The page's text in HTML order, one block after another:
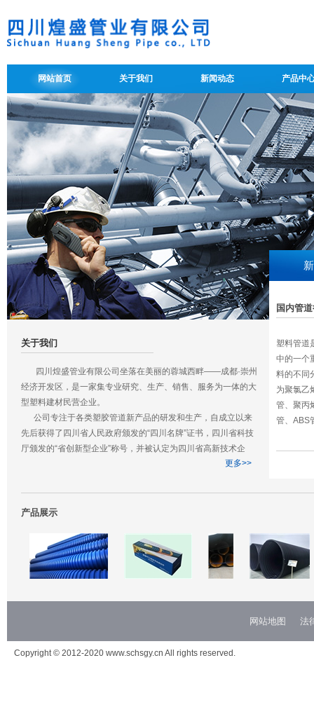
网站首页 关于我们 新闻动态 产品中
关于我们
四川煌盛管业有限公司坐落在美丽的蓉城西畔——成都·崇州
经济开发区，是一家集专业研究、生产、销售、服务为一体的大
型塑料建材民营企业。
公司专注于各类塑胶管道新产品的研发和生产，自成立以来
先后获得了四川省人民政府颁发的“四川名牌”证书，四川省科技
厅颁发的“省创新型企业”称号，并被认定为四川省高新技术企
业。公司与清华大学、四川大学高分子材料学院成立了联合研发
四川煌盛管业有限公司是一家年轻的公司，我们秉承为社会
生产优质、优价给排水管道的企业宗旨，坚持优质高标准生产，
远大目标。
更多>>
国内管
塑料管道
中的一个
料的不同
为聚氯乙
管、聚丙
管、ABS
产品展示
网站地图 法
Copyright © 2012-2020 www.schsgy.cn All rights reserved.